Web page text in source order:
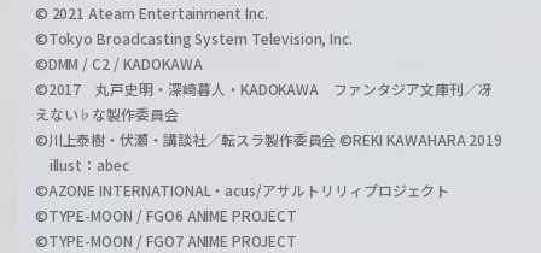
© 2021 Ateam Entertainment Inc.
©Tokyo Broadcasting System Television, Inc.
©DMM / C2 / KADOKAWA
©2017 丸戸史明・深崎暮人・KADOKAWA ファンタジア文庫刊／冴
えない♭な製作委員会
©川上泰樹・伏瀬・講談社／転スラ製作委員会 ©REKI KAWAHARA 2019
illust：abec
©AZONE INTERNATIONAL・acus/アサルトリリィプロジェクト
©TYPE-MOON / FGO6 ANIME PROJECT
©TYPE-MOON / FGO7 ANIME PROJECT